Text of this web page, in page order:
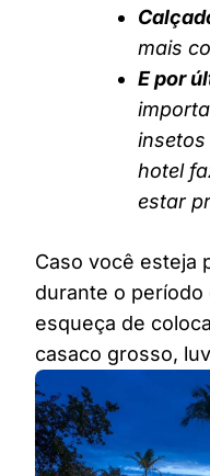
mais
E por
insetos
hotel
estar
Caso você esteja
durante o
esqueça de
casaco grosso,